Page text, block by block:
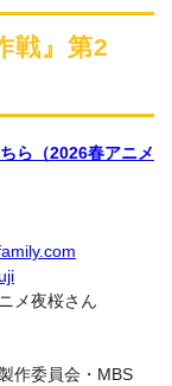
戦』第2
ら（2026春アニメ
メ夜桜さん
作委員会・MBS